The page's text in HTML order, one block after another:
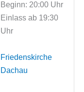
Beginn: 20:00 Uhr
Einlass ab 19:30
Uhr
Friedenskirche
Dachau